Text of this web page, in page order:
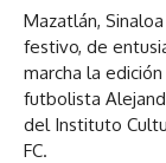
Mazatlán,
festivo, de
marcha la
futbolista
del Instituto
FC.